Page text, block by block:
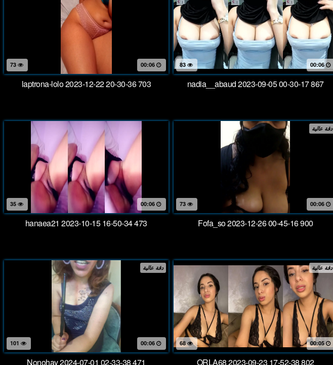
00:06
laptrona-lolo 2023-12-22 20-30-36 703
83 00:06
nadia__abaud 2023-09-05 00-30-17 867
00:06
hanaea21 2023-10-15 16-50-34 473
دقة عالية
73 00:06
Fofa_so 2023-12-26 00-45-16 900
دقة عالية
00:06
Nonohay 2024-07-01 02-33-38 471
دقة عالية
68 00:05
ORLA68 2023-09-23 17-52-38 802